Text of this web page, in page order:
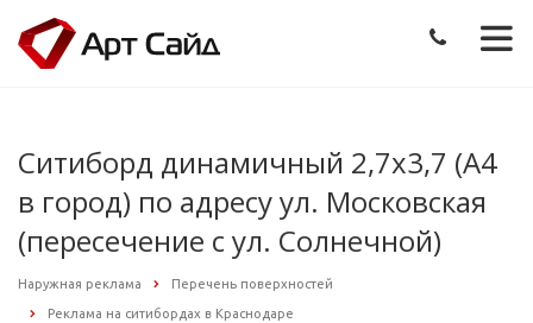
Ситиборд динамичный 2,7х3,7 (А4
в город) по адресу ул. Московская
(пересечение с ул. Солнечной)
Наружная реклама Перечень поверхностей
Реклама на ситибордах в Краснодаре